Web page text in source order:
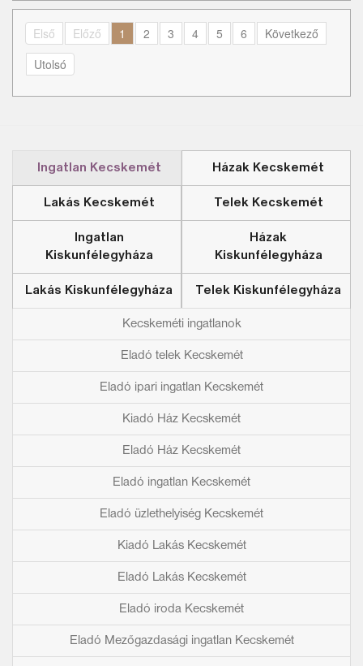
Első Előző 1 2 3 4 5 6
Következő
Utolsó
Ingatlan Kecskemét Házak Kecskemét
Lakás Kecskemét Telek Kecskemét
Ingatlan
Kiskunfélegyháza
Házak
Kiskunfélegyháza
Lakás Kiskunfélegyháza Telek Kiskunfélegyháza
Kecskeméti ingatlanok
Eladó telek Kecskemét
Eladó ipari ingatlan Kecskemét
Kiadó Ház Kecskemét
Eladó Ház Kecskemét
Eladó ingatlan Kecskemét
Eladó üzlethelyiség Kecskemét
Kiadó Lakás Kecskemét
Eladó Lakás Kecskemét
Eladó iroda Kecskemét
Eladó Mezőgazdasági ingatlan Kecskemét